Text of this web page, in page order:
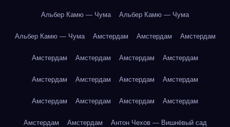
Альбер Камю — Чума Альбер Камю — Чума
Альбер Камю — Чума Амстердам Амстердам Амстердам
Амстердам Амстердам Амстердам Амстердам
Амстердам Амстердам Амстердам Амстердам
Амстердам Амстердам Амстердам Амстердам
Амстердам Амстердам Антон Чехов — Вишнёвый сад